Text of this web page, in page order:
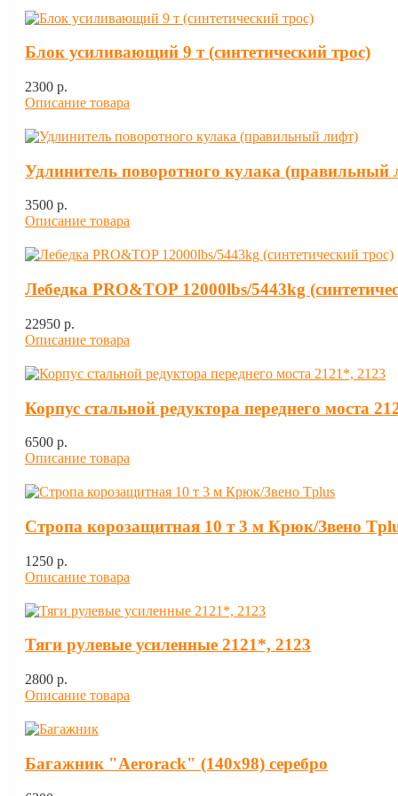
Блок усиливающий 9 т (синтетический трос)
2300 p.
Описание товара
Удлинитель поворотного кулака (правильный
3500 p.
Описание товара
Лебедка PRO&TOP 12000lbs/5443kg
22950 p.
Описание товара
Корпус стальной редуктора переднего моста
6500 p.
Описание товара
Стропа корозащитная 10 т 3 м Крюк/Звено
1250 p.
Описание товара
Тяги рулевые усиленные 2121*, 2123
2800 p.
Описание товара
Багажник "Aerorack" (140х98) серебро